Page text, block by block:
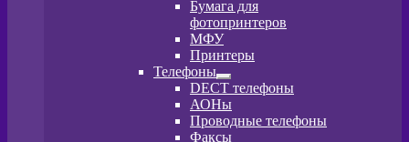
вложенное
меню
Бумага для
фотопринтеров
МФУ
Принтеры
Телефоны
Развернутое
вложенное
меню
DECT телефоны
АОНы
Проводные телефоны
Факсы